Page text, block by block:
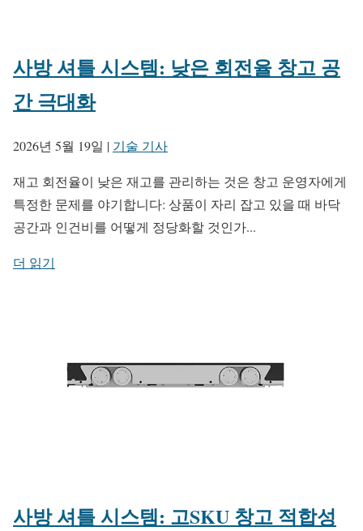
사방 셔틀 시스템: 낮은 회전율 창고 공
간 극대화
2026년 5월 19일 | 기술 기사
재고 회전율이 낮은 재고를 관리하는 것은 창고 운영자에게
특정한 문제를 야기합니다: 상품이 자리 잡고 있을 때 바닥
공간과 인건비를 어떻게 정당화할 것인가...
더 읽기
사방 셔틀 시스템: 고SKU 창고 적합성